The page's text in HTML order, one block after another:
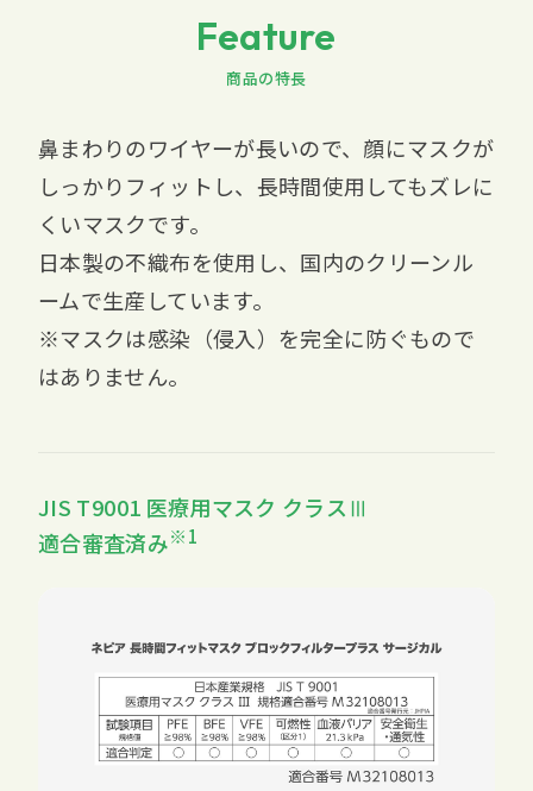
Feature
商品の特長
鼻まわりのワイヤーが長いので、顔にマスクが
しっかりフィットし、長時間使用してもズレに
くいマスクです。
日本製の不織布を使用し、国内のクリーンル
ームで生産しています。
※マスクは感染（侵入）を完全に防ぐもので
はありません。
JIS T9001 医療用マスク クラスⅢ
適合審査済み※1